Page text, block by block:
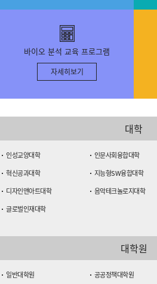
름
교
개
합
니
다.
ACE
육
및
중
바이오 분석 교육 프로그램
자세히보기
대학
인성교양대학 인문사회융합대학
혁신공과대학
지능형SW융합대학
디자인앤아트대학
음악테크놀로지대학
글로벌인재대학
대학원
일반대학원 공공정책대학원